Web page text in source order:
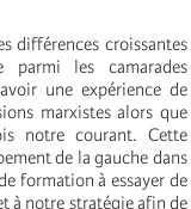
différences croissantes
les camarades
une expérience de
marxistes alors que
notre courant. Cette
de la gauche dans
formation à essayer de
à notre stratégie afin de